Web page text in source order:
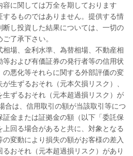
に関しては万全を期しております
るものではありません。提供する情
し投資した結果については、一切の
了承下さい。
場、金利水準、為替相場、不動産相
および有価証券の発行者等の信用状
悪化等それらに関する外部評価の変
生ずるおそれ（元本欠損リスク）、
生ずるおそれ（元本超過損リスク）が
合は、信用取引の額が当該取引等につ
金または証拠金の額（以下「委託保
回る場合があると共に、対象となる
変動により損失の額がお客様の差入
おそれ（元本超過損リスク）があり